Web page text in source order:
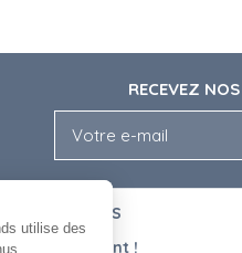
RECEVEZ
ENTRE NOUS
Recrutement !
utilise des